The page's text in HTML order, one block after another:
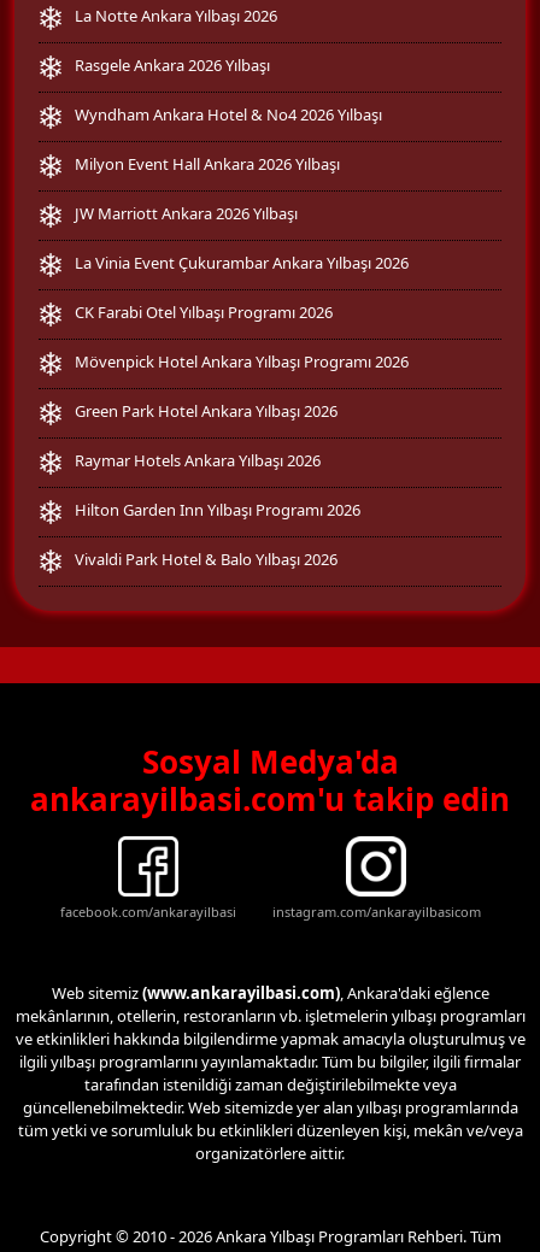
La Notte Ankara Yılbaşı 2026
Rasgele Ankara 2026 Yılbaşı
Wyndham Ankara Hotel & No4 2026 Yılbaşı
Milyon Event Hall Ankara 2026 Yılbaşı
JW Marriott Ankara 2026 Yılbaşı
La Vinia Event Çukurambar Ankara Yılbaşı 2026
CK Farabi Otel Yılbaşı Programı 2026
Mövenpick Hotel Ankara Yılbaşı Programı 2026
Green Park Hotel Ankara Yılbaşı 2026
Raymar Hotels Ankara Yılbaşı 2026
Hilton Garden Inn Yılbaşı Programı 2026
Vivaldi Park Hotel & Balo Yılbaşı 2026
Sosyal Medya'da
ankarayilbasi.com'u takip edin
facebook.com/ankarayilbasi instagram.com/ankarayilbasicom
Web sitemiz(www.ankarayilbasi.com), Ankara'daki eğlence
mekânlarının, otellerin, restoranların vb. işletmelerin yılbaşı programları
ve etkinlikleri hakkında bilgilendirme yapmak amacıyla oluşturulmuş ve
ilgili yılbaşı programlarını yayınlamaktadır. Tüm bu bilgiler, ilgili firmalar
tarafından istenildiği zaman değiştirilebilmekte veya
güncellenebilmektedir. Web sitemizde yer alan yılbaşı programlarında
tüm yetki ve sorumluluk bu etkinlikleri düzenleyen kişi, mekân ve/veya
organizatörlere aittir.
Copyright © 2010 - 2026 Ankara Yılbaşı Programları Rehberi. Tüm